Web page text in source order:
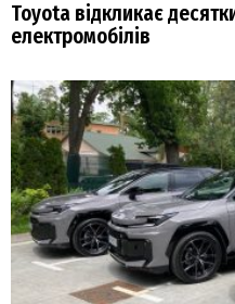
Toyota відкликає
електромобілів